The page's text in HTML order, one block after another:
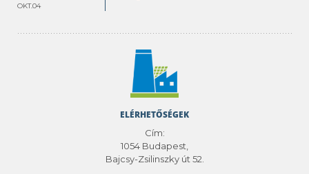
OKT.04
ELÉRHETŐSÉGEK
Cím:
1054 Budapest,
Bajcsy-Zsilinszky út 52.